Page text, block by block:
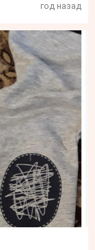
год назад